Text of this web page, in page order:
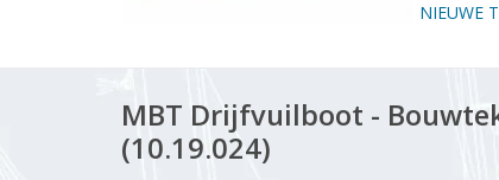
NIEUWE
MBT Drijfvuilboot -
(10.19.024)